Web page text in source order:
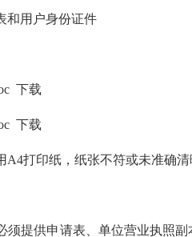
和用户身份证件
下载
下载
打印纸，纸张不符或未准确清
须提供申请表、单位营业执照